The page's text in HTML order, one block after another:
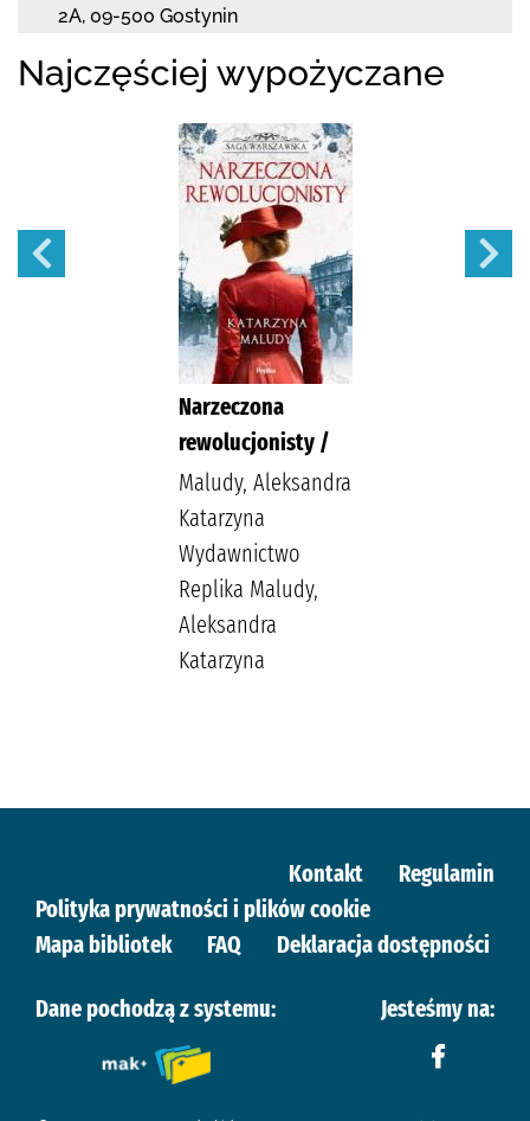
2A, 09-500 Gostynin
Najczęściej wypożyczane
Narzeczona
rewolucjonisty /
Maludy, Aleksandra
Katarzyna
Wydawnictwo
Replika Maludy,
Aleksandra
Katarzyna
Kontakt
Regulamin
Polityka prywatności i plików cookie
Mapa bibliotek
FAQ Deklaracja dostępności
Dane pochodzą z systemu: Jesteśmy na: